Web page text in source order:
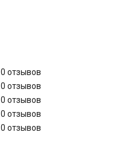
0 отзывов
0 отзывов
0 отзывов
0 отзывов
0 отзывов